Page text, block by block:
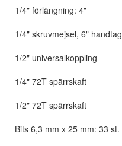
1/4" förlängning: 4"
1/4" skruvmejsel, 6" handtag
1/2" universalkoppling
1/4" 72T spärrskaft
1/2" 72T spärrskaft
Bits 6,3 mm x 25 mm: 33 st.